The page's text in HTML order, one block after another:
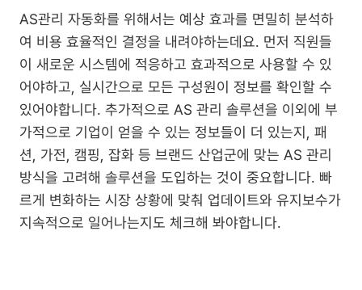
AS관리 자동화를 위해서는 예상 효과를 면밀히 분석하
여 비용 효율적인 결정을 내려야하는데요. 먼저 직원들
이 새로운 시스템에 적응하고 효과적으로 사용할 수 있
어야하고, 실시간으로 모든 구성원이 정보를 확인할 수
있어야합니다. 추가적으로 AS 관리 솔루션을 이외에 부
가적으로 기업이 얻을 수 있는 정보들이 더 있는지, 패
션, 가전, 캠핑, 잡화 등 브랜드 산업군에 맞는 AS 관리
방식을 고려해 솔루션을 도입하는 것이 중요합니다. 빠
르게 변화하는 시장 상황에 맞춰 업데이트와 유지보수가
지속적으로 일어나는지도 체크해 봐야합니다.